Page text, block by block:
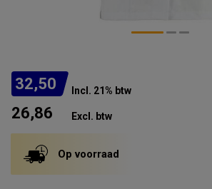
32,50 Incl. 21% btw
26,86 Excl. btw
Op voorraad